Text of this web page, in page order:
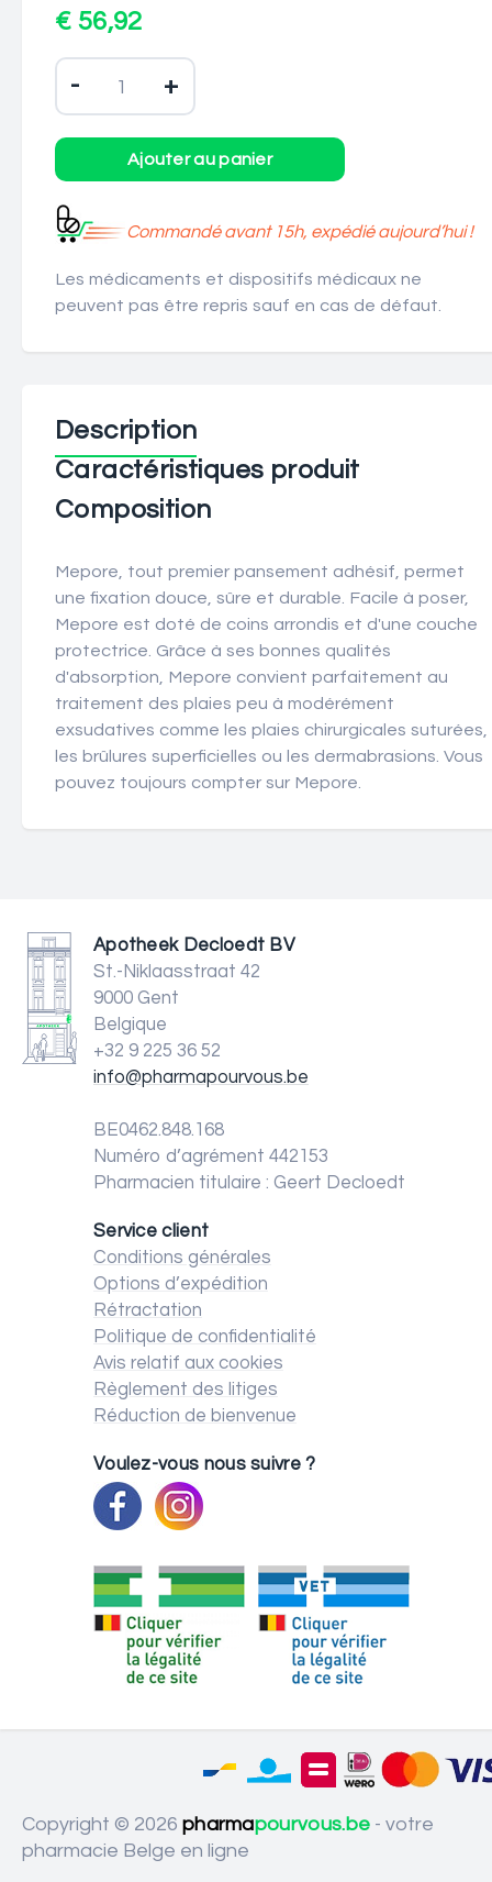
€ 56,92
- +
Commandé avant 15h, expédié aujourd’hui !
Les médicaments et dispositifs médicaux ne
peuvent pas être repris sauf en cas de défaut.
Description
Caractéristiques produit
Composition
Mepore, tout premier pansement adhésif, permet
une fixation douce, sûre et durable. Facile à poser,
Mepore est doté de coins arrondis et d'une couche
protectrice. Grâce à ses bonnes qualités
d'absorption, Mepore convient parfaitement au
traitement des plaies peu à modérément
exsudatives comme les plaies chirurgicales suturées,
les brûlures superficielles ou les dermabrasions. Vous
pouvez toujours compter sur Mepore.
Apotheek Decloedt BV
St.-Niklaasstraat 42
9000 Gent
Belgique
+32 9 225 36 52
info@pharmapourvous.be
BE0462.848.168
Numéro d’agrément 442153
Pharmacien titulaire : Geert Decloedt
Service client
Conditions générales
Options d’expédition
Rétractation
Politique de confidentialité
Avis relatif aux cookies
Règlement des litiges
Réduction de bienvenue
Voulez-vous nous suivre ?
Copyright © 2026 pharmapourvous.be - votre
pharmacie Belge en ligne